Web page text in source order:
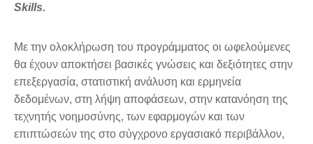
Skills.
Με την ολοκλήρωση του προγράμματος οι ωφελούμενες
θα έχουν αποκτήσει βασικές γνώσεις και δεξιότητες στην
επεξεργασία, στατιστική ανάλυση και ερμηνεία
δεδομένων, στη λήψη αποφάσεων, στην κατανόηση της
τεχνητής νοημοσύνης, των εφαρμογών και των
επιπτώσεών της στο σύγχρονο εργασιακό περιβάλλον,